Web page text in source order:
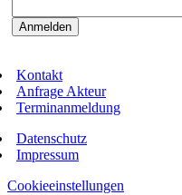
Kontakt
Anfrage Akteur
Terminanmeldung
Datenschutz
Impressum
Cookieeinstellungen